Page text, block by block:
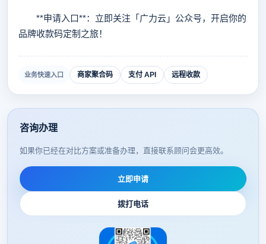
**申请入口**：立即关注「广力云」公众号，开启你的
品牌收款码定制之旅！
业务快速入口 商家聚合码 支付 API 远程收款
咨询办理
如果你已经在对比方案或准备办理，直接联系顾问会更高效。
立即申请
拨打电话